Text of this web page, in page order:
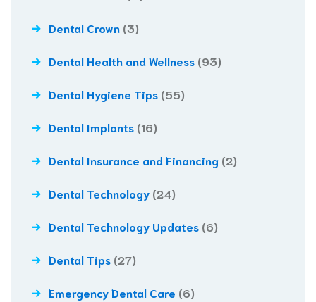
Dental Crown (3)
Dental Health and Wellness (93)
Dental Hygiene Tips (55)
Dental Implants (16)
Dental Insurance and Financing (2)
Dental Technology (24)
Dental Technology Updates (6)
Dental Tips (27)
Emergency Dental Care (6)